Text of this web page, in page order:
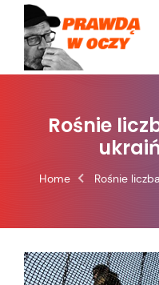
content
Rośnie
Home Rośnie